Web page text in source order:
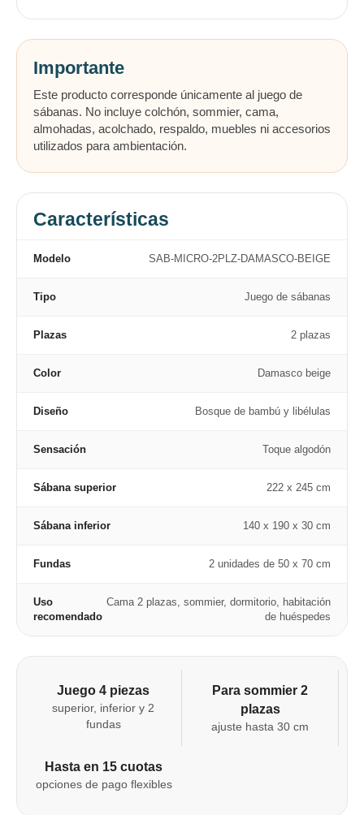
Importante
Este producto corresponde únicamente al juego de
sábanas. No incluye colchón, sommier, cama,
almohadas, acolchado, respaldo, muebles ni accesorios
utilizados para ambientación.
Características
Modelo SAB-MICRO-2PLZ-DAMASCO-BEIGE
Tipo Juego de sábanas
Plazas 2 plazas
Color Damasco beige
Diseño Bosque de bambú y libélulas
Sensación Toque algodón
Sábana superior 222 x 245 cm
Sábana inferior 140 x 190 x 30 cm
Fundas 2 unidades de 50 x 70 cm
Uso
recomendado
Cama 2 plazas, sommier, dormitorio, habitación
de huéspedes
Juego 4 piezas
superior, inferior y 2
fundas
Para sommier 2
plazas
ajuste hasta 30 cm
Hasta en 15 cuotas
opciones de pago flexibles